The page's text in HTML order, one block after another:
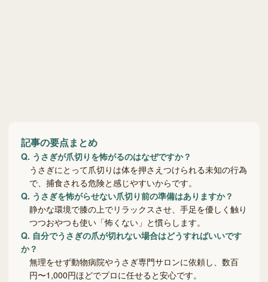
記事の要点まとめ
Q. うさぎが爪切りを怖がるのはなぜですか？
うさぎにとって爪切りは体を押さえつけられる未知の行為
で、捕食される危険と感じやすいからです。
Q. うさぎを怖がらせない爪切り前の準備はありますか？
静かな環境で膝の上でリラックスさせ、手足を優しく触り
つつおやつも使い「怖くない」と慣らします。
Q. 自分でうさぎの爪が切れない場合はどうすればいいです
か？
無理をせず動物病院やうさぎ専門サロンに依頼し、数百
円〜1,000円ほどでプロに任せると安心です。